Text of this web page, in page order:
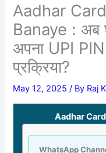
Aadhar
Banaye : अब
अपना UPI
प्रक्रिया?
May 12, 2025/ By Raj
Aadhar
WhatsApp